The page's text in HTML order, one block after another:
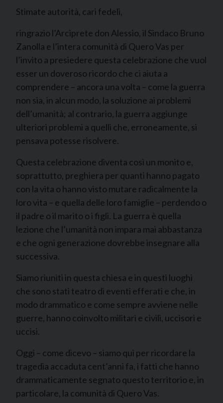
Stimate autorità, cari fedeli,
ringrazio l’Arciprete don Alessio, il Sindaco Bruno
Zanolla e l’intera comunità di Quero Vas per
l’invito a presiedere questa celebrazione che vuol
esser un doveroso ricordo che ci aiuta a
comprendere – ancora una volta – come la guerra
non sia, in alcun modo, la soluzione ai problemi
dell’umanità; al contrario, la guerra aggiunge
ulteriori problemi a quelli che, erroneamente, si
pensava potesse risolvere.
Questa celebrazione diventa così un monito e,
soprattutto, preghiera per quanti hanno pagato
con la vita o hanno visto mutare radicalmente la
loro vita – e quella delle loro famiglie – perdendo o
il padre o il marito o i figli. La guerra è quella
lezione che l’umanità non impara mai abbastanza
e che ogni generazione dovrebbe insegnare alla
successiva.
Siamo riuniti in questa chiesa e in questi luoghi
che sono stati teatro di eventi efferati e che, in
modo drammatico e come sempre avviene nelle
guerre, hanno coinvolto militari e civili, uccisori e
uccisi.
Oggi – come dicevo – siamo qui per ricordare la
tragedia accaduta cent’anni fa, i fatti che hanno
drammaticamente segnato questo territorio e, in
particolare, la comunità di Quero Vas.